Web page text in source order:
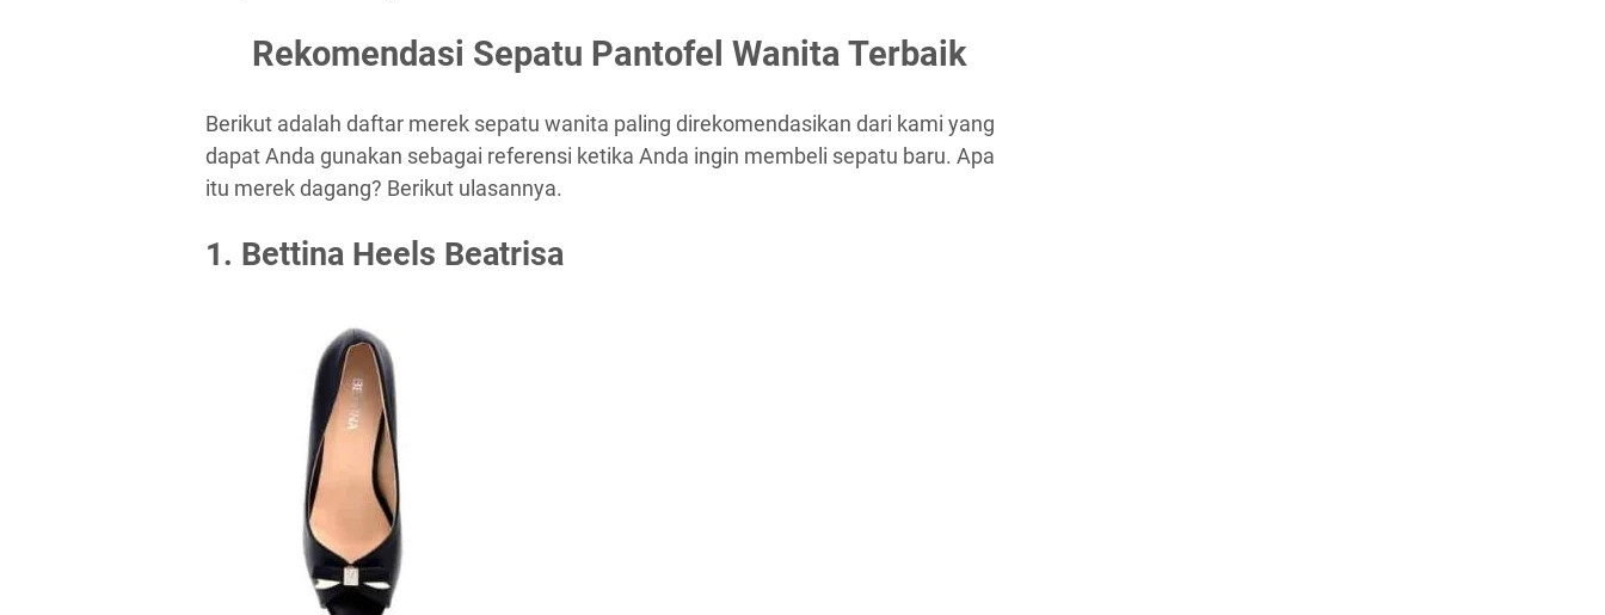
Rekomendasi Sepatu Pantofel Wanita Terbaik
Berikut adalah daftar merek sepatu wanita paling direkomendasikan dari kami yang
dapat Anda gunakan sebagai referensi ketika Anda ingin membeli sepatu baru. Apa
itu merek dagang? Berikut ulasannya.
1. Bettina Heels Beatrisa